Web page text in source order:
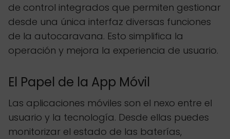
de control integrados que permiten gestionar
desde una única interfaz diversas funciones
de la autocaravana. Esto simplifica la
operación y mejora la experiencia de usuario.
El Papel de la App Móvil
Las aplicaciones móviles son el nexo entre el
usuario y la tecnología. Desde ellas puedes
monitorizar el estado de las baterías,